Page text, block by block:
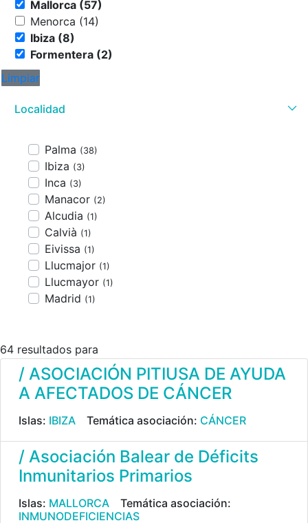
Mallorca (57)
Menorca (14)
Ibiza (8)
Formentera (2)
Limpiar
Localidad
Palma (38)
Ibiza (3)
Inca (3)
Manacor (2)
Alcudia (1)
Calvià (1)
Eivissa (1)
Llucmajor (1)
Llucmayor (1)
Madrid (1)
64 resultados para
/ ASOCIACIÓN PITIUSA DE AYUDA
A AFECTADOS DE CÁNCER
Islas: IBIZA Temática asociación: CÁNCER
/ Asociación Balear de Déficits
Inmunitarios Primarios
Islas: MALLORCA
Temática asociación:
INMUNODEFICIENCIAS